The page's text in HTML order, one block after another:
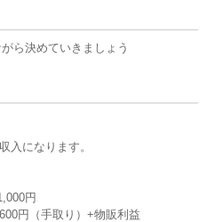
ら決めていきましょう
入になります。
円
円（手取り）+物販利益